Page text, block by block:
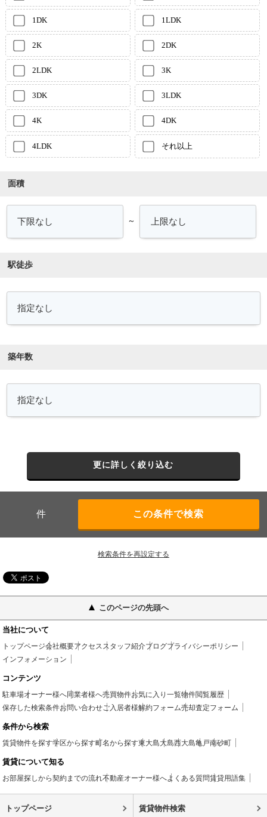
1DK 1LDK
2K 2DK
2LDK 3K
3DK 3LDK
4K 4DK
4LDK それ以上
面積
～
駅徒歩
築年数
更に詳しく絞り込む
件
検索条件を再設定する
このページの先頭へ
当社について
トップページ会社概要アクセス スタッフ紹介ブログプライバシーポリシー
インフォメーション
コンテンツ
駐車場オーナー様へ同業者様へ売買物件お気に入り一覧物件閲覧履歴
保存した検索条件お問い合わせご入居者様解約フォーム売却査定フォーム
条件から検索
賃貸物件を探す学区から探す町名から探す東大島大島西大島亀戸南砂町
賃貸について知る
お部屋探しから契約までの流れ不動産オーナー様へよくある質問賃貸用語集
トップページ 賃貸物件検索